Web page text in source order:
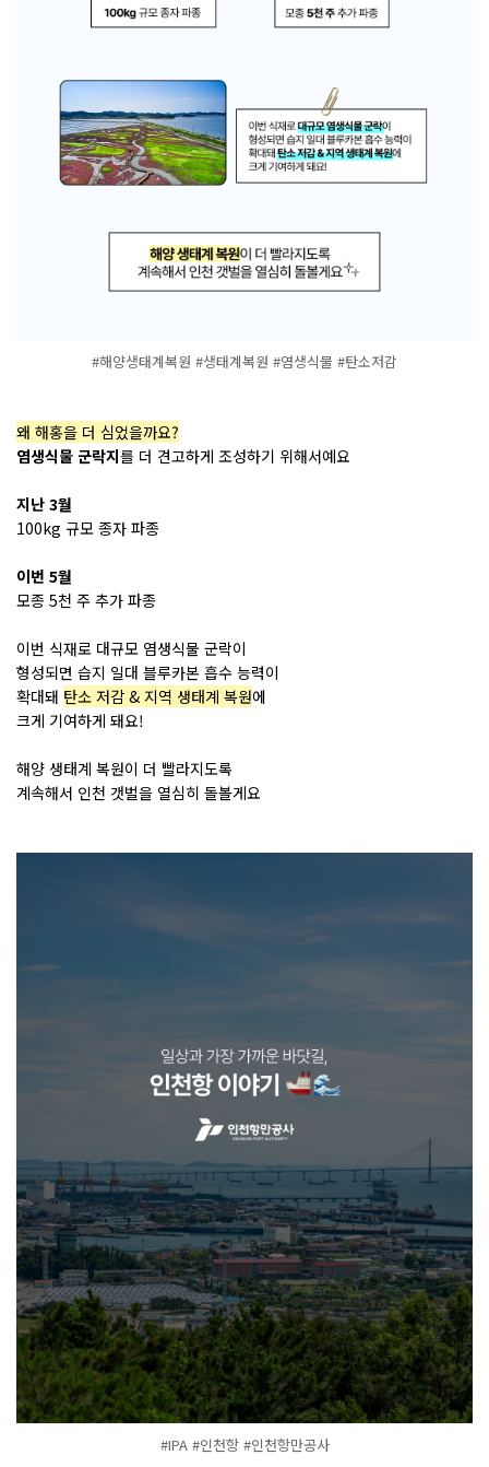
#해양생태계복원 #생태계복원 #염생식물 #탄소저감
왜 해홍을 더 심었을까요?
염생식물 군락지를 더 견고하게 조성하기 위해서예요
지난 3월
100kg 규모 종자 파종
이번 5월
모종 5천 주 추가 파종
이번 식재로 대규모 염생식물 군락이
형성되면 습지 일대 블루카본 흡수 능력이
확대돼 탄소 저감 & 지역 생태계 복원에
크게 기여하게 돼요!
해양 생태계 복원이 더 빨라지도록
계속해서 인천 갯벌을 열심히 돌볼게요
#IPA #인천항 #인천항만공사